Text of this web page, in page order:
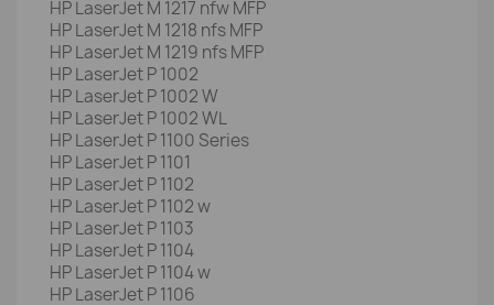
HP LaserJet M 1217 nfw MFP
HP LaserJet M 1218 nfs MFP
HP LaserJet M 1219 nfs MFP
HP LaserJet P 1002
HP LaserJet P 1002 W
HP LaserJet P 1002 WL
HP LaserJet P 1100 Series
HP LaserJet P 1101
HP LaserJet P 1102
HP LaserJet P 1102 w
HP LaserJet P 1103
HP LaserJet P 1104
HP LaserJet P 1104 w
HP LaserJet P 1106